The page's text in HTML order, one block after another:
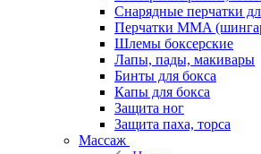
Снарядные перчатки
Перчатки MMA
Шлемы боксерские
Лапы, пады, макивары
Бинты для бокса
Капы для бокса
Защита ног
Защита паха, торса
Массаж